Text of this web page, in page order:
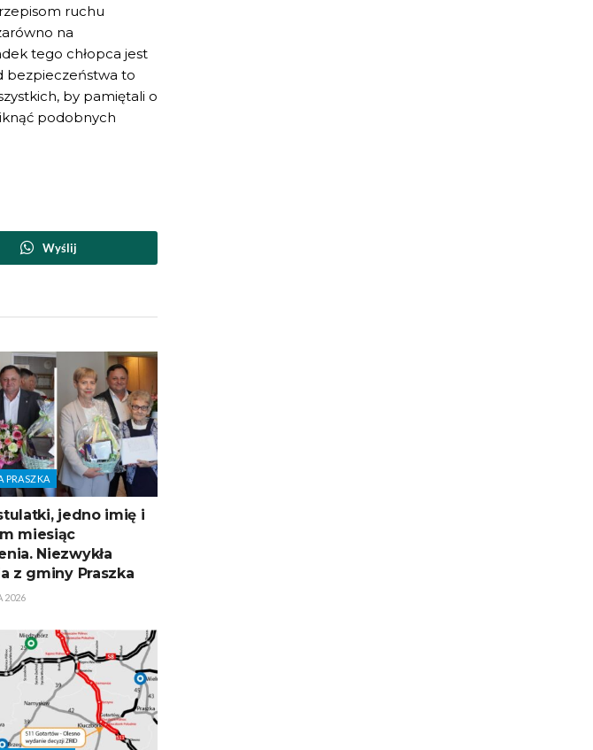
ruchu
na
tego chłopca jest
bezpieczeństwa to
by pamiętali o
podobnych
Wyślij
PRASZKA
jedno imię i
miesiąc
Niezwykła
z gminy Praszka
2026